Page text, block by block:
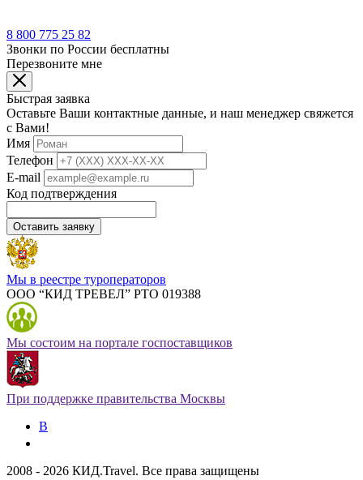
8 800 775 25 82
Звонки по России бесплатны
Перезвоните мне
Быстрая заявка
Оставьте Ваши контактные данные, и наш менеджер свяжется
с Вами!
Имя
Телефон
E-mail
Код подтверждения
Оставить заявку
Мы в реестре туроператоров
ООО “КИД ТРЕВЕЛ” РТО 019388
Мы состоим на портале госпоставщиков
При поддержке правительства Москвы
В
2008 - 2026 КИД.Travel. Все права защищены